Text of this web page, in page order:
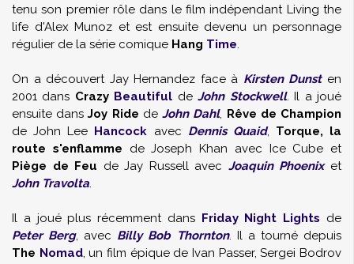
tenu son premier rôle dans le film indépendant Living the
life d'Alex Munoz et est ensuite devenu un personnage
régulier de la série comique Hang Time.
On a découvert Jay Hernandez face à Kirsten Dunsten
2001 dans Crazy Beautiful deJohn Stockwell. Il a joué
ensuite dansJoy Ride deJohn Dahl, Rêve de Champion
de John Lee Hancock avec Dennis Quaid, Torque, la
route s'enflamme de Joseph Khan avec Ice Cube et
Piège de Feu de Jay Russell avec Joaquin Phoenixet
John Travolta.
Il a joué plus récemment dans Friday Night Lights de
Peter Berg, avec Billy Bob Thornton. Il a tourné depuis
The Nomad, un film épique de Ivan Passer, Sergei Bodrov